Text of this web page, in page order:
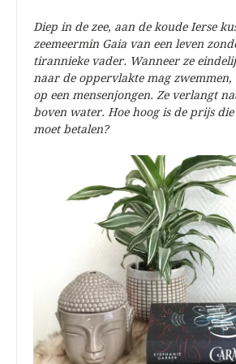
Diep in de zee, aan de koude Ierse
zeemeermin Gaia van een leven
tirannieke vader. Wanneer ze
naar de oppervlakte mag
op een mensenjongen. Ze verlangt
boven water. Hoe hoog is de prijs
moet betalen?